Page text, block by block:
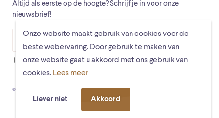
Onze website maakt gebruik van cookies voor de
beste webervaring. Door gebruik te maken van
onze website gaat u akkoord met ons gebruik van
cookies. Lees meer
Liever niet Akkoord
Altijd als eerste op de hoogte? Schrijf je in voor onze
nieuwsbrief!
Ik ga ermee akkoord dat mijn gegevens worden opgeslagen
© Schiermonnikoogfestival 2026 Voorwaarden